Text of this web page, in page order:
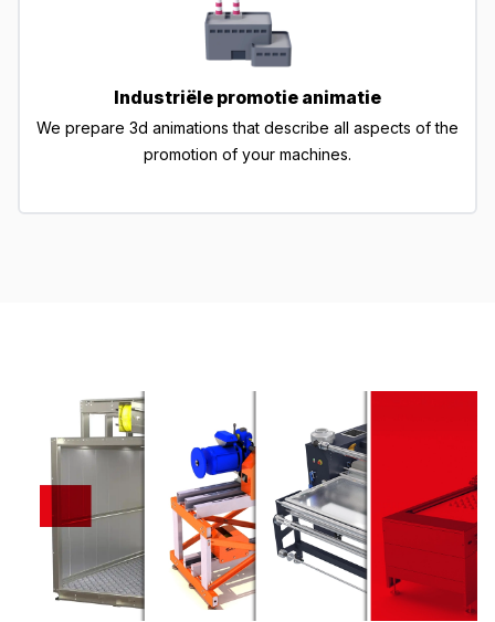
Industriële promotie animatie
We prepare 3d animations that describe all aspects of the
promotion of your machines.